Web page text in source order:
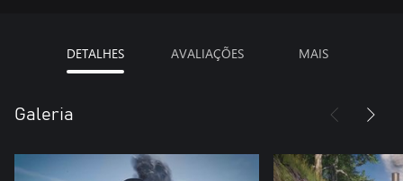
DETALHES AVALIAÇÕES MAIS
Galeria